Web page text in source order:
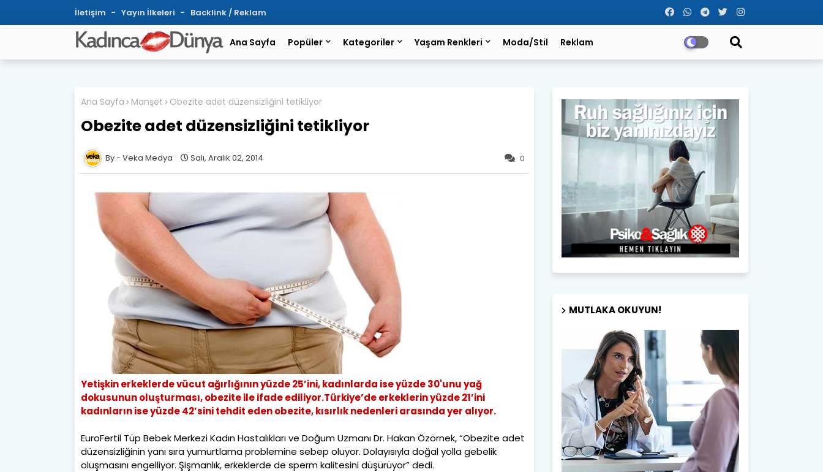
İletişim Yayın İlkeleri Backlink / Reklam
Ana Sayfa Popüler Kategoriler Yaşam Renkleri Moda/Stil Reklam
Ana Sayfa Manşet Obezite adet düzensizliğini tetikliyor
Obezite adet düzensizliğini tetikliyor
0
Veka Medya Salı, Aralık 02, 2014
Yetişkin erkeklerde vücut ağırlığının yüzde 25’ini, kadınlarda ise yüzde 30'unu yağ
dokusunun oluşturması, obezite ile ifade ediliyor.Türkiye’de erkeklerin yüzde 21’ini
kadınların ise yüzde 42’sini tehdit eden obezite, kısırlık nedenleri arasında yer alıyor.
EuroFertil Tüp Bebek Merkezi Kadın Hastalıkları ve Doğum Uzmanı Dr. Hakan Özörnek, “Obezite adet
düzensizliğinin yanı sıra yumurtlama problemine sebep oluyor. Dolayısıyla doğal yolla gebelik
oluşmasını engelliyor. Şişmanlık, erkeklerde de sperm kalitesini düşürüyor” dedi.
MUTLAKA OKUYUN!